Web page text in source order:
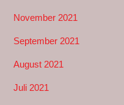
November 2021
September 2021
August 2021
Juli 2021